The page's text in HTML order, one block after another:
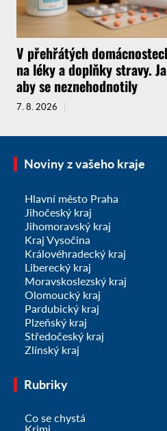
V přehřátých
na léky a doplňky stravy.
aby se neznehodnotily
7. 8. 2026
Noviny z vašeho kraje
Hlavní město Praha
Jihočeský kraj
Jihomoravský kraj
Kraj Vysočina
Královéhradecký kraj
Liberecký kraj
Moravskoslezský kraj
Olomoucký kraj
Pardubický kraj
Plzeňský kraj
Středočeský kraj
Zlínský kraj
Rubriky
Co se chystá
Krimi